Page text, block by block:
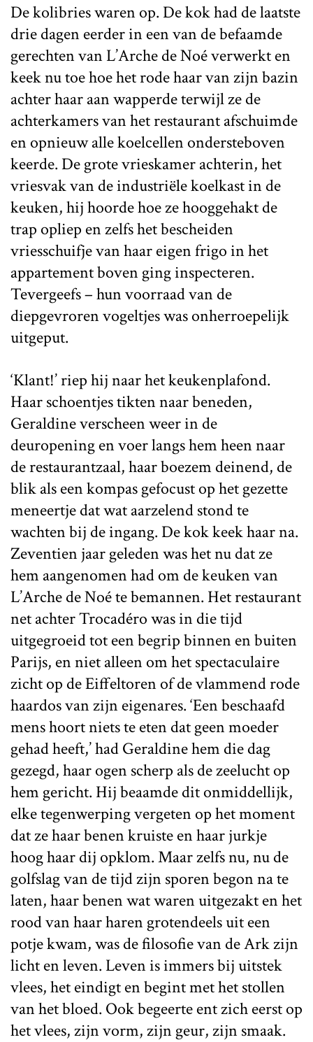
De kolibries waren op. De kok had de laatste
drie dagen eerder in een van de befaamde
gerechten van L’Arche de Noé verwerkt en
keek nu toe hoe het rode haar van zijn bazin
achter haar aan wapperde terwijl ze de
achterkamers van het restaurant afschuimde
en opnieuw alle koelcellen ondersteboven
keerde. De grote vrieskamer achterin, het
vriesvak van de industriële koelkast in de
keuken, hij hoorde hoe ze hooggehakt de
trap opliep en zelfs het bescheiden
vriesschuifje van haar eigen frigo in het
appartement boven ging inspecteren.
Tevergeefs – hun voorraad van de
diepgevroren vogeltjes was onherroepelijk
uitgeput.
‘Klant!’ riep hij naar het keukenplafond.
Haar schoentjes tikten naar beneden,
Geraldine verscheen weer in de
deuropening en voer langs hem heen naar
de restaurantzaal, haar boezem deinend, de
blik als een kompas gefocust op het gezette
meneertje dat wat aarzelend stond te
wachten bij de ingang. De kok keek haar na.
Zeventien jaar geleden was het nu dat ze
hem aangenomen had om de keuken van
L’Arche de Noé te bemannen. Het restaurant
net achter Trocadéro was in die tijd
uitgegroeid tot een begrip binnen en buiten
Parijs, en niet alleen om het spectaculaire
zicht op de Eiffeltoren of de vlammend rode
haardos van zijn eigenares. ‘Een beschaafd
mens hoort niets te eten dat geen moeder
gehad heeft,’ had Geraldine hem die dag
gezegd, haar ogen scherp als de zeelucht op
hem gericht. Hij beaamde dit onmiddellijk,
elke tegenwerping vergeten op het moment
dat ze haar benen kruiste en haar jurkje
hoog haar dij opklom. Maar zelfs nu, nu de
golfslag van de tijd zijn sporen begon na te
laten, haar benen wat waren uitgezakt en het
rood van haar haren grotendeels uit een
potje kwam, was de filosofie van de Ark zijn
licht en leven. Leven is immers bij uitstek
vlees, het eindigt en begint met het stollen
van het bloed. Ook begeerte ent zich eerst op
het vlees, zijn vorm, zijn geur, zijn smaak.